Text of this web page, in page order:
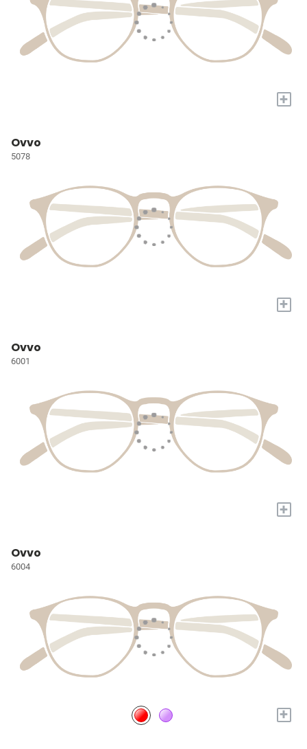
+
Ovvo
5078
+
Ovvo
6001
+
Ovvo
6004
+